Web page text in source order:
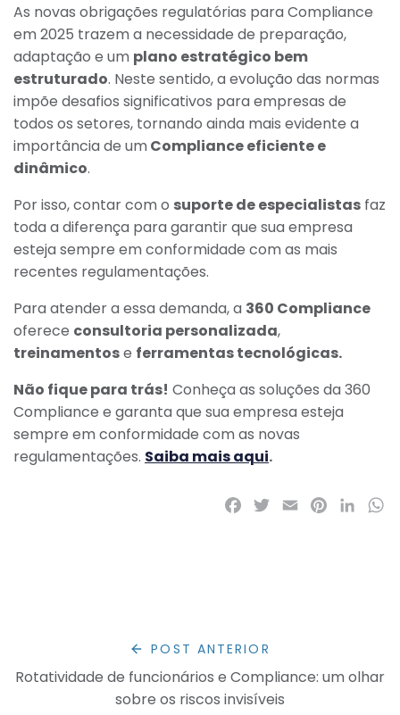
As novas obrigações regulatórias para Compliance
em 2025 trazem a necessidade de preparação,
adaptação e um plano estratégico bem
estruturado. Neste sentido, a evolução das normas
impõe desafios significativos para empresas de
todos os setores, tornando ainda mais evidente a
importância de um Compliance eficiente e
dinâmico.
Por isso, contar com o suporte de especialistas faz
toda a diferença para garantir que sua empresa
esteja sempre em conformidade com as mais
recentes regulamentações.
Para atender a essa demanda, a 360 Compliance
oferece consultoria personalizada,
treinamentose ferramentas tecnológicas.
Não fique para trás! Conheça as soluções da 360
Compliance e garanta que sua empresa esteja
sempre em conformidade com as novas
regulamentações. Saiba mais aqui.
Facebook
Twitter
EmailPinterest
POST ANTERIOR
Rotatividade de funcionários e Compliance: um olhar
sobre os riscos invisíveis